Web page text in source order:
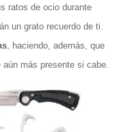
ratos de ocio durante
un grato recuerdo de ti.
, haciendo, además, que
más presente si cabe.